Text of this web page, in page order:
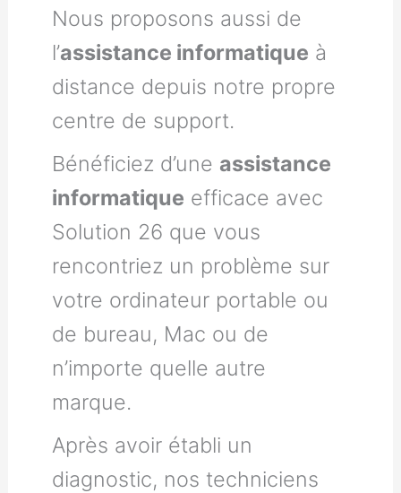
Nous proposons aussi de
l’assistance informatique à
distance depuis notre propre
centre de support.
Bénéficiez d’une assistance
informatique efficace avec
Solution 26 que vous
rencontriez un problème sur
votre ordinateur portable ou
de bureau, Mac ou de
n’importe quelle autre
marque.
Après avoir établi un
diagnostic, nos techniciens